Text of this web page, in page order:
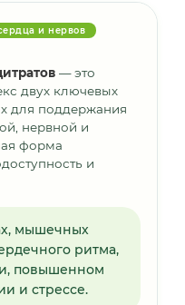
и нервов
— это
двух ключевых
для поддержания
нервной и
форма
и
мышечных
ритма,
повышенном
и стрессе.